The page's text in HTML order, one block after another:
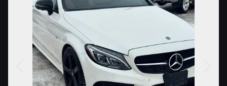
Evaluar su vehículo
Contáctenos
Español